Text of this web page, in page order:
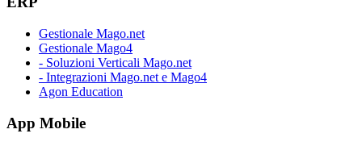
Gestionale Mago.net
Gestionale Mago4
- Soluzioni Verticali Mago.net
- Integrazioni Mago.net e Mago4
Agon Education
App Mobile